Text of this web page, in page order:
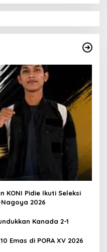
KONI Pidie Ikuti Seleksi
2026
Kanada 2-1
Emas di PORA XV 2026